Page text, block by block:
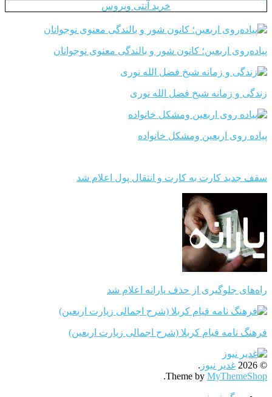
خرید آنتی ویروس
پیاده‌روی اربعین؛ کانون شور و بالندگی معنوی نوجوانان
زندگی و زمانه شیخ فضل الله نوری
پیاده روی اربعین ومشکل خانواده
سقف جدید کارت به کارت و انتقال پول اعلام شد
راه‌های جلوگیری از حذف یارانه اعلام شد
فرهنگ نامه قیام کربلا (شرح اجمالی زیارت اربعین)
© 2026 غدیر نیوز .
Theme by MyThemeShop
.